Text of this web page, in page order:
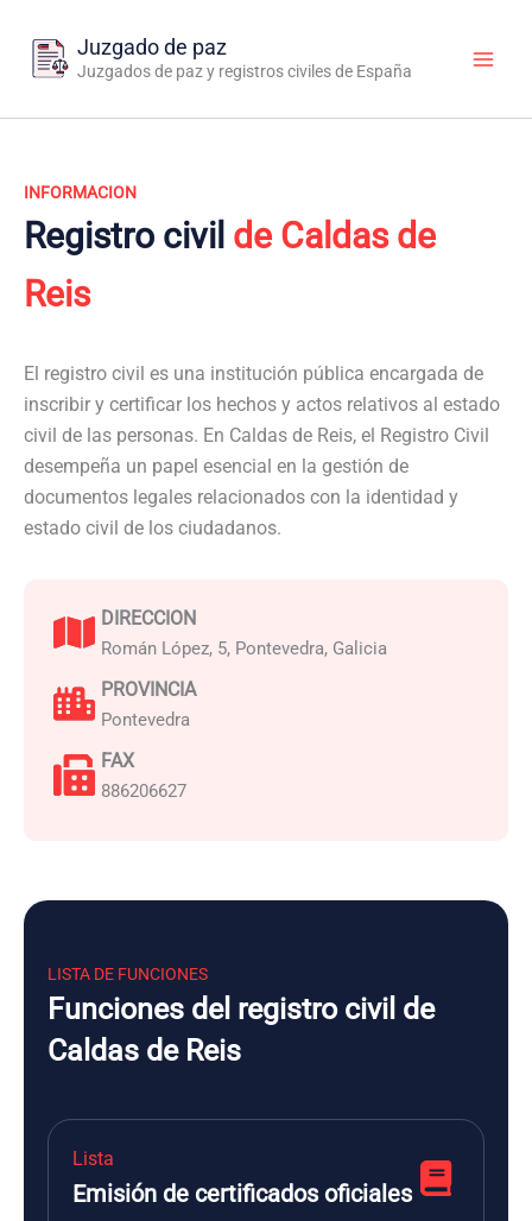
contenido
Juzgado de paz
Juzgados de paz y registros civiles de España
INFORMACION
Registro civil de Caldas de
Reis
El registro civil es una institución pública encargada de
inscribir y certificar los hechos y actos relativos al estado
civil de las personas. En Caldas de Reis, el Registro Civil
desempeña un papel esencial en la gestión de
documentos legales relacionados con la identidad y
estado civil de los ciudadanos.
DIRECCION
Román López, 5, Pontevedra, Galicia
PROVINCIA
Pontevedra
FAX
886206627
LISTA DE FUNCIONES
Funciones del registro civil de
Caldas de Reis
Lista
Emisión de certificados oficiales